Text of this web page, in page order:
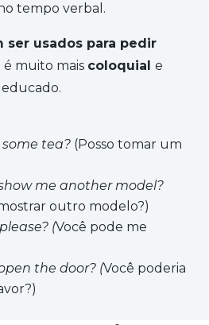
tempo verbal.
ser usados para pedir
é muito mais coloquiale
educado.
tea? (Posso tomar um
me another model?
outro modelo?)
(Você pode me
the door? (Você poderia